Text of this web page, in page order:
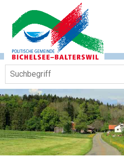
Navigieren in
Schnellnavigation
Mobile Hauptnavigation
Suchbegriff